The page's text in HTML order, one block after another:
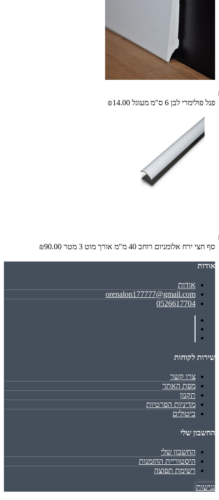
פנל פולימרי לבן 6 ס"מ מעוגל ₪14.00
סף חצי ירח אלומניום רוחב 40 מ"מ אורך מוט 3 מטר ₪90.00
אודות
אודות
orenalon177777@gmail.com
0526617704
שירות לקוחות
צרו קשר
מפת האתר
תקנון
מדיניות הפרטיות
ביטולים
החשבון שלי
החשבון שלי
היסטוריית ההזמנות
רשימת תפוצה
נגישות